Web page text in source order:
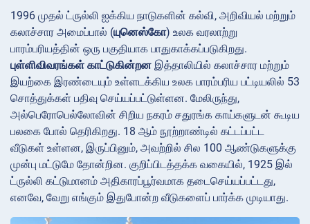
1996 முதல் ட்ருல்லி ஐக்கிய நாடுகளின் கல்வி, அறிவியல் மற்றும்
கலாச்சார அமைப்பால் (யுனெஸ்கோ) உலக வரலாற்று
பாரம்பரியத்தின் ஒரு பகுதியாக பாதுகாக்கப்படுகிறது.
புள்ளிவிவரங்கள் காட்டுகின்றன இத்தாலியில் கலாச்சார மற்றும்
இயற்கை இரண்டையும் உள்ளடக்கிய உலக பாரம்பரிய பட்டியலில் 53
சொத்துக்கள் பதிவு செய்யப்பட்டுள்ளன. மேலிருந்து,
அல்பெரோபெல்லோவின் சிறிய நகரம் சதுரங்க காய்களுடன் கூடிய
பலகை போல் தெரிகிறது. 18 ஆம் நூற்றாண்டில் கட்டப்பட்ட
வீடுகள் உள்ளன, இருப்பினும், அவற்றில் சில 100 ஆண்டுகளுக்கு
முன்பு மட்டுமே தோன்றின. குறிப்பிடத்தக்க வகையில், 1925 இல்
ட்ருல்லி கட்டுமானம் அதிகாரப்பூர்வமாக தடைசெய்யப்பட்டது,
எனவே, வேறு எங்கும் இதுபோன்ற வீடுகளைப் பார்க்க முடியாது.